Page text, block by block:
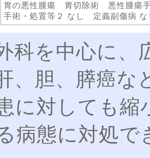
胃の悪性腫瘍 胃切除術 悪性腫
手術・処置等２ なし 定義副傷病 な
科を中心に、
、胆、膵癌な
に対しても縮
病態に対処